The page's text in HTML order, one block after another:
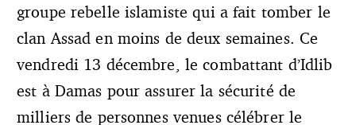
groupe rebelle islamiste qui a fait tomber le
clan Assad en moins de deux semaines. Ce
vendredi 13 décembre, le combattant d’Idlib
est à Damas pour assurer la sécurité de
milliers de personnes venues célébrer le